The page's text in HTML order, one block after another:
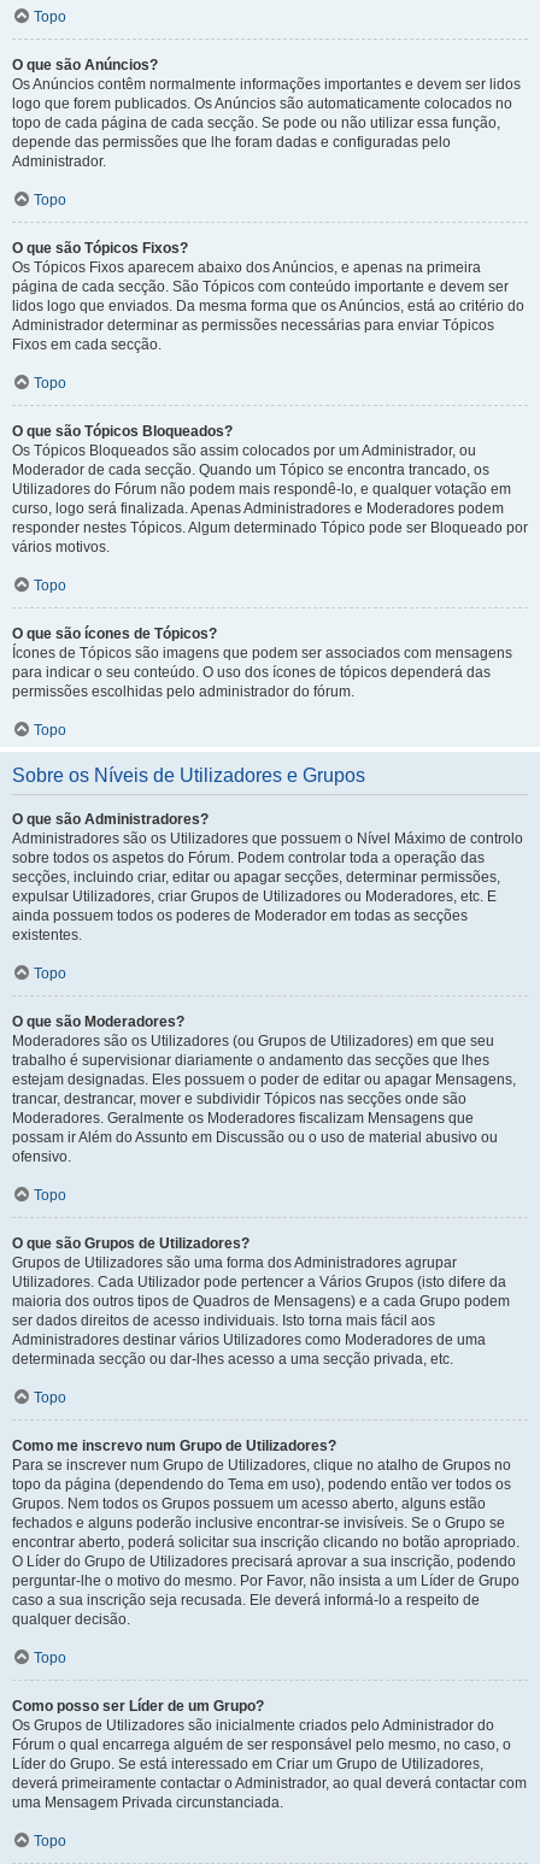
Topo
O que são Anúncios?
Os Anúncios contêm normalmente informações importantes e devem ser lidos
logo que forem publicados. Os Anúncios são automaticamente colocados no
topo de cada página de cada secção. Se pode ou não utilizar essa função,
depende das permissões que lhe foram dadas e configuradas pelo
Administrador.
Topo
O que são Tópicos Fixos?
Os Tópicos Fixos aparecem abaixo dos Anúncios, e apenas na primeira
página de cada secção. São Tópicos com conteúdo importante e devem ser
lidos logo que enviados. Da mesma forma que os Anúncios, está ao critério do
Administrador determinar as permissões necessárias para enviar Tópicos
Fixos em cada secção.
Topo
O que são Tópicos Bloqueados?
Os Tópicos Bloqueados são assim colocados por um Administrador, ou
Moderador de cada secção. Quando um Tópico se encontra trancado, os
Utilizadores do Fórum não podem mais respondê-lo, e qualquer votação em
curso, logo será finalizada. Apenas Administradores e Moderadores podem
responder nestes Tópicos. Algum determinado Tópico pode ser Bloqueado por
vários motivos.
Topo
O que são ícones de Tópicos?
Ícones de Tópicos são imagens que podem ser associados com mensagens
para indicar o seu conteúdo. O uso dos ícones de tópicos dependerá das
permissões escolhidas pelo administrador do fórum.
Topo
Sobre os Níveis de Utilizadores e Grupos
O que são Administradores?
Administradores são os Utilizadores que possuem o Nível Máximo de controlo
sobre todos os aspetos do Fórum. Podem controlar toda a operação das
secções, incluindo criar, editar ou apagar secções, determinar permissões,
expulsar Utilizadores, criar Grupos de Utilizadores ou Moderadores, etc. E
ainda possuem todos os poderes de Moderador em todas as secções
existentes.
Topo
O que são Moderadores?
Moderadores são os Utilizadores (ou Grupos de Utilizadores) em que seu
trabalho é supervisionar diariamente o andamento das secções que lhes
estejam designadas. Eles possuem o poder de editar ou apagar Mensagens,
trancar, destrancar, mover e subdividir Tópicos nas secções onde são
Moderadores. Geralmente os Moderadores fiscalizam Mensagens que
possam ir Além do Assunto em Discussão ou o uso de material abusivo ou
ofensivo.
Topo
O que são Grupos de Utilizadores?
Grupos de Utilizadores são uma forma dos Administradores agrupar
Utilizadores. Cada Utilizador pode pertencer a Vários Grupos (isto difere da
maioria dos outros tipos de Quadros de Mensagens) e a cada Grupo podem
ser dados direitos de acesso individuais. Isto torna mais fácil aos
Administradores destinar vários Utilizadores como Moderadores de uma
determinada secção ou dar-lhes acesso a uma secção privada, etc.
Topo
Como me inscrevo num Grupo de Utilizadores?
Para se inscrever num Grupo de Utilizadores, clique no atalho de Grupos no
topo da página (dependendo do Tema em uso), podendo então ver todos os
Grupos. Nem todos os Grupos possuem um acesso aberto, alguns estão
fechados e alguns poderão inclusive encontrar-se invisíveis. Se o Grupo se
encontrar aberto, poderá solicitar sua inscrição clicando no botão apropriado.
O Líder do Grupo de Utilizadores precisará aprovar a sua inscrição, podendo
perguntar-lhe o motivo do mesmo. Por Favor, não insista a um Líder de Grupo
caso a sua inscrição seja recusada. Ele deverá informá-lo a respeito de
qualquer decisão.
Topo
Como posso ser Líder de um Grupo?
Os Grupos de Utilizadores são inicialmente criados pelo Administrador do
Fórum o qual encarrega alguém de ser responsável pelo mesmo, no caso, o
Líder do Grupo. Se está interessado em Criar um Grupo de Utilizadores,
deverá primeiramente contactar o Administrador, ao qual deverá contactar com
uma Mensagem Privada circunstanciada.
Topo